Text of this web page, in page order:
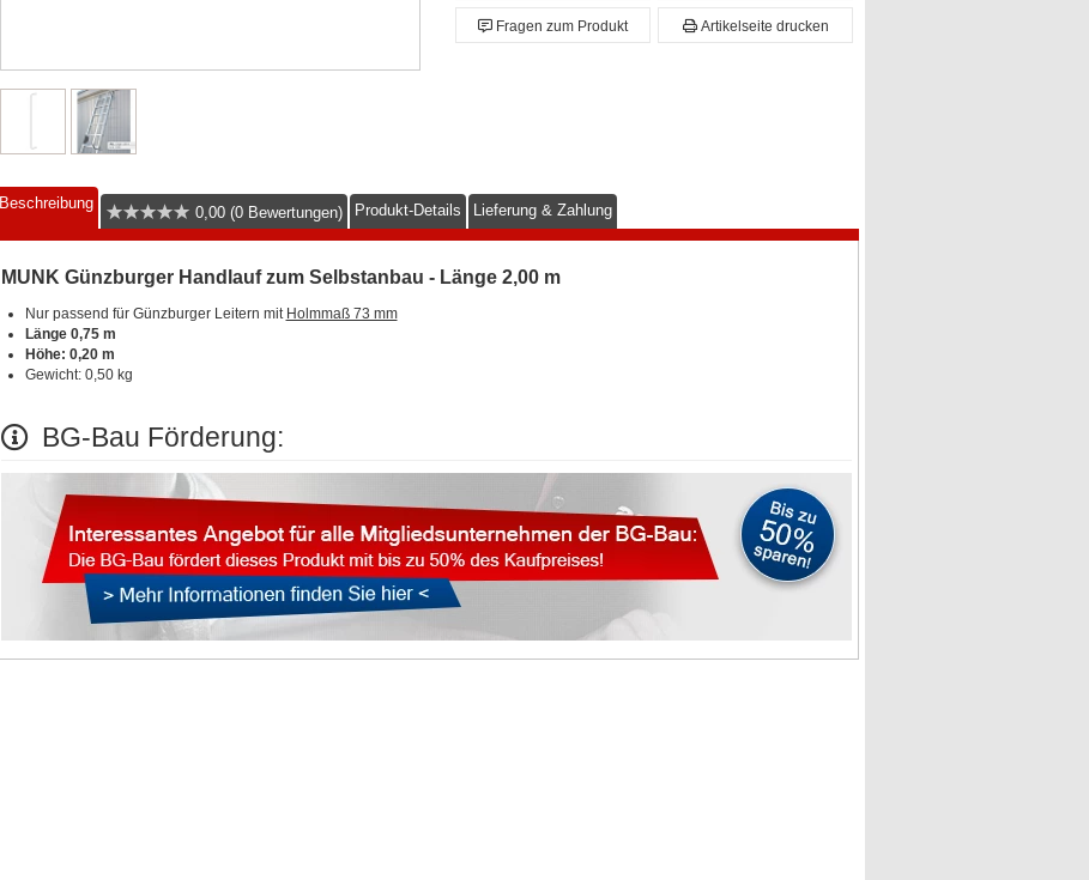
Fragen zum Produkt Artikelseite drucken
Beschreibung
0,00 (0 Bewertungen) Produkt-Details Lieferung & Zahlung
MUNK Günzburger Handlauf zum Selbstanbau - Länge 2,00 m
Nur passend für Günzburger Leitern mit Holmmaß 73 mm
Länge 0,75 m
Höhe: 0,20 m
Gewicht: 0,50 kg
BG-Bau Förderung: